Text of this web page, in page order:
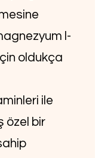
l-
oldukça
ile
özel bir